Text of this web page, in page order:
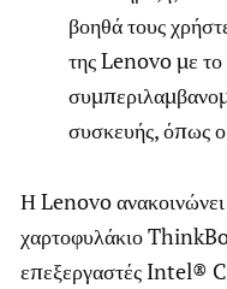
βοηθά τους
της Lenovo με
συσκευής, όπως ο
Η Lenovo
χαρτοφυλάκιο
επεξεργαστές Intel®